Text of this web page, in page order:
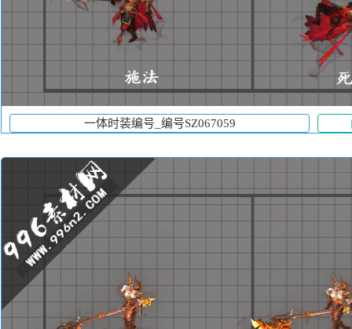
一体时装编号_编号SZ067059